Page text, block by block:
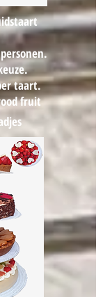
taart.
fruit